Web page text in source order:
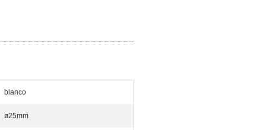
blanco
ø25mm